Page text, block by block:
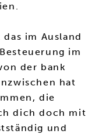
im Ausland
im
der bank
hat
die
dich doch mit
und